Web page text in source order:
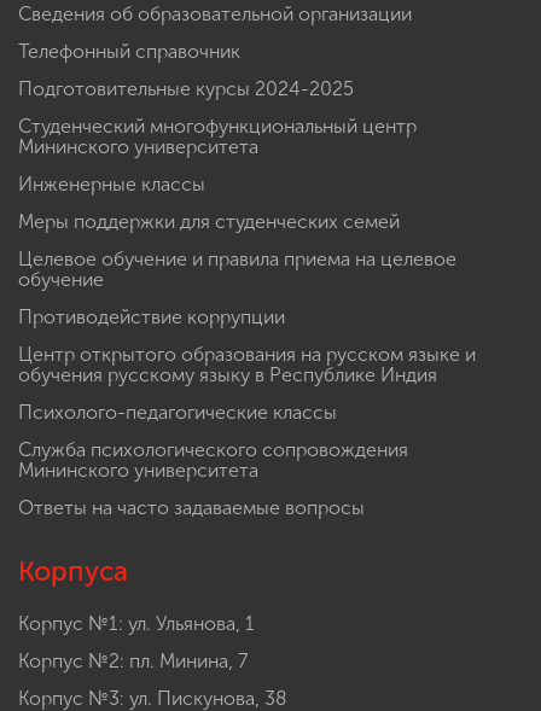
Сведения об образовательной организации
Телефонный справочник
Подготовительные курсы 2024-2025
Студенческий многофункциональный центр
Мининского университета
Инженерные классы
Меры поддержки для студенческих семей
Целевое обучение и правила приема на целевое
обучение
Противодействие коррупции
Центр открытого образования на русском языке и
обучения русскому языку в Республике Индия
Психолого-педагогические классы
Служба психологического сопровождения
Мининского университета
Ответы на часто задаваемые вопросы
Корпуса
Корпус №1: ул. Ульянова, 1
Корпус №2: пл. Минина, 7
Корпус №3: ул. Пискунова, 38